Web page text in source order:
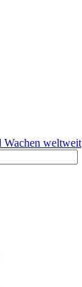
Wachen weltweit